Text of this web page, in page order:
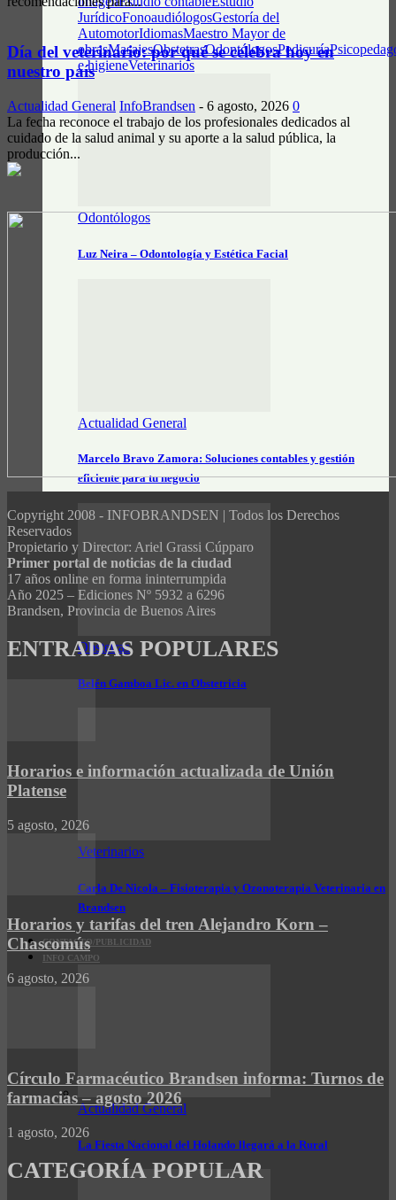
JurídicoFonoaudiólogosGestoría del
AutomotorIdiomasMaestro Mayor de
obrasMasajesObstetrasOdontólogosPedicuría
e higieneVeterinarios
Odontólogos
Luz Neira – Odontología y Estética Facial
Actualidad General
Marcelo Bravo Zamora: Soluciones contables y gestión
eficiente para tu negocio
Obstetras
Belén Gamboa Lic. en Obstetricia
Veterinarios
Carla De Nicola – Fisioterapia y Ozonoterapia Veterinaria en
Brandsen
CONTACTO/PUBLICIDAD
INFO CAMPO
Actualidad General
La Fiesta Nacional del Holando llegará a la Rural
Día del veterinario: por qué se celebra hoy en
nuestro país
Actualidad General InfoBrandsen - 6 agosto, 2026 0
La fecha reconoce el trabajo de los profesionales dedicados al
cuidado de la salud animal y su aporte a la salud pública, la
producción...
Copyright 2008 - INFOBRANDSEN | Todos los Derechos
Reservados
Propietario y Director: Ariel Grassi Cúpparo
Primer portal de noticias de la ciudad
17 años online en forma ininterrumpida
Año 2025 – Ediciones Nº 5932 a 6296
Brandsen, Provincia de Buenos Aires
ENTRADAS POPULARES
Horarios e información actualizada de Unión
Platense
5 agosto, 2026
Horarios y tarifas del tren Alejandro Korn –
Chascomús
6 agosto, 2026
Círculo Farmacéutico Brandsen informa: Turnos de
farmacias – agosto 2026
1 agosto, 2026
CATEGORÍA POPULAR